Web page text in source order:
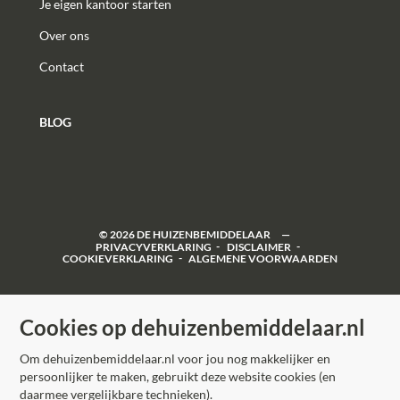
results, for example, due to differences in
measurement process. No rights can be derived from
the content of this information.
Huizenbemiddelaar Haaglanden.
Je eigen kantoor starten
Over ons
Contact
BLOG
© 2026DE HUIZENBEMIDDELAAR
PRIVACYVERKLARING
DISCLAIMER
COOKIEVERKLARING
ALGEMENE VOORWAARDEN
Cookies op dehuizenbemiddelaar.nl
Om dehuizenbemiddelaar.nl voor jou nog makkelijker en
persoonlijker te maken, gebruikt deze website cookies (en
daarmee vergelijkbare technieken).